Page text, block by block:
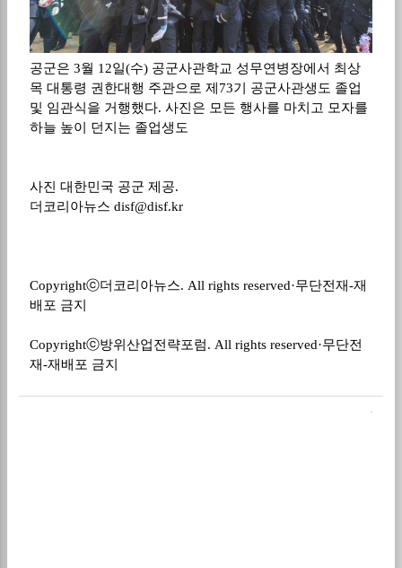
공군은 3월 12일(수) 공군사관학교 성무연병장에서 최상
목 대통령 권한대행 주관으로 제73기 공군사관생도 졸업
및 임관식을 거행했다. 사진은 모든 행사를 마치고 모자를
하늘 높이 던지는 졸업생도
사진 대한민국 공군 제공.
더코리아뉴스 disf@disf.kr
Copyrightⓒ더코리아뉴스. All rights reserved·무단전재-재
배포 금지
Copyrightⓒ방위산업전략포럼. All rights reserved·무단전
재-재배포 금지